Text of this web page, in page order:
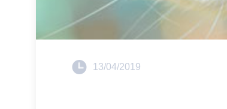
13/04/2019